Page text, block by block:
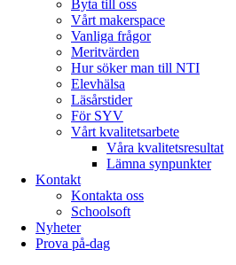
Byta till oss
Vårt makerspace
Vanliga frågor
Meritvärden
Hur söker man till NTI
Elevhälsa
Läsårstider
För SYV
Vårt kvalitetsarbete
Våra kvalitetsresultat
Lämna synpunkter
Kontakt
Kontakta oss
Schoolsoft
Nyheter
Prova på-dag